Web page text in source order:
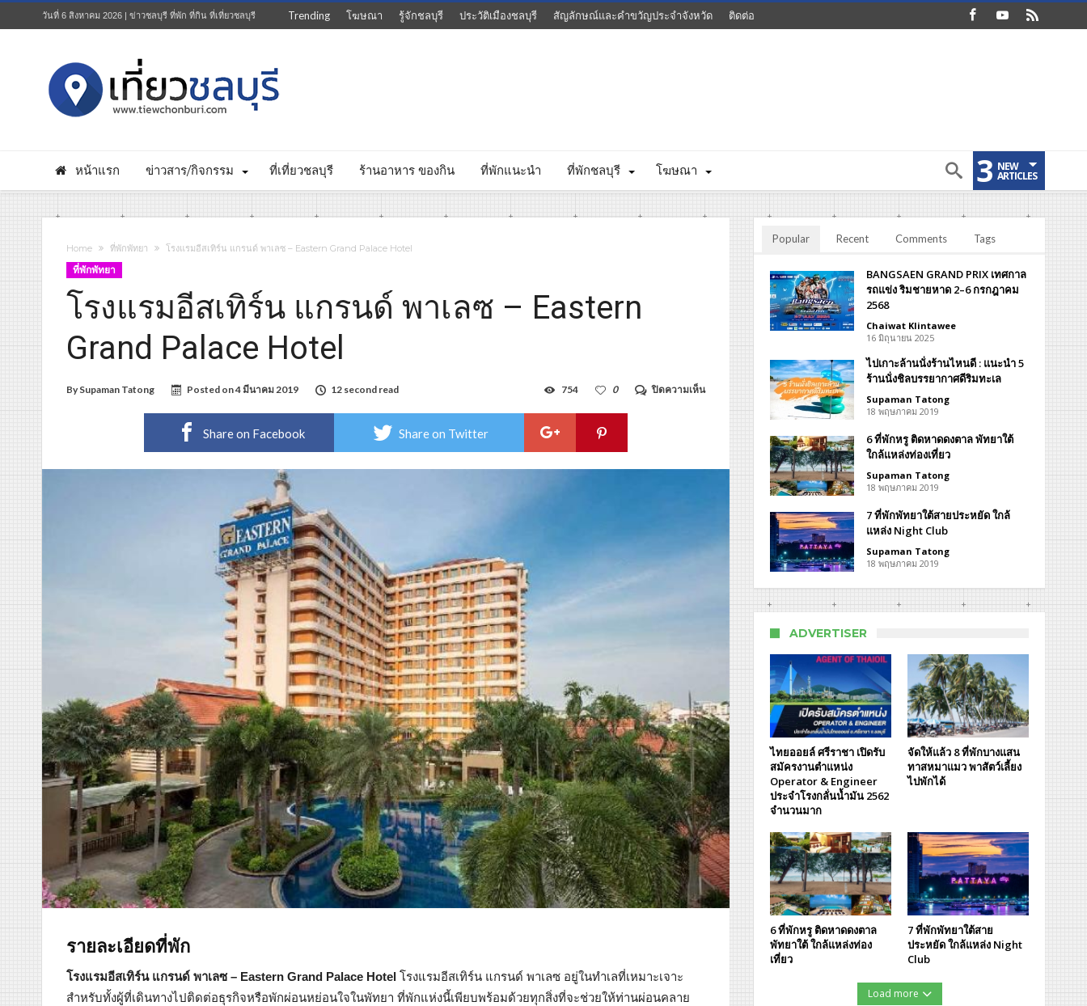
วันที่ 6 สิงหาคม 2026 | ข่าวชลบุรี ที่พัก ที่กิน ที่เที่ยวชลบุรี Trending โฆษณา รู้จักชลบุรี ประวัติเมืองชลบุรี สัญลักษณ์และคำขวัญประจำจังหวัด ติดต่อ
หน้าแรก ข่าวสาร/กิจกรรม ที่เที่ยวชลบุรี ร้านอาหาร ของกิน ที่พักแนะนำ ที่พักชลบุรี โฆษณา 3 NEW
ARTICLES
Home ที่พักพัทยา โรงแรมอีสเทิร์น แกรนด์ พาเลซ – Eastern Grand Palace Hotel
ที่พักพัทยา
โรงแรมอีสเทิร์น แกรนด์ พาเลซ – Eastern
Grand Palace Hotel
By Supaman Tatong Posted on4 มีนาคม 2019 12 second read ปิดความเห็นบน
พา
0
754
Share on Facebook Share on Twitter
รายละเอียดที่พัก
โรงแรมอีสเทิร์น แกรนด์ พาเลซ – Eastern Grand Palace Hotel โรงแรมอีสเทิร์น แกรนด์ พาเลซ อยู่ในทำเลที่เหมาะเจาะ
สำหรับทั้งผู้ที่เดินทางไปติดต่อธุรกิจหรือพักผ่อนหย่อนใจในพัทยา ที่พักแห่งนี้เพียบพร้อมด้วยทุกสิ่งที่จะช่วยให้ท่านผ่อนคลาย
Popular Recent Comments Tags
BANGSAEN GRAND PRIX เทศกาล
รถแข่ง ริมชายหาด 2–6 กรกฎาคม
2568
Chaiwat Klintawee
16 มิถุนายน 2025
ไปเกาะล้านนั่งร้านไหนดี : แนะนำ 5
ร้านนั่งชิลบรรยากาศดีริมทะเล
Supaman Tatong
18 พฤษภาคม 2019
6 ที่พักหรู ติดหาดดงตาล พัทยาใต้
ใกล้แหล่งท่องเที่ยว
Supaman Tatong
18 พฤษภาคม 2019
7 ที่พักพัทยาใต้สายประหยัด ใกล้
แหล่ง Night Club
Supaman Tatong
18 พฤษภาคม 2019
ADVERTISER
ไทยออยล์ ศรีราชา เปิดรับ
สมัครงานตำแหน่ง
Operator & Engineer
ประจำโรงกลั่นน้ำมัน 2562
จำนวนมาก
จัดให้แล้ว 8 ที่พักบางแสน
ทาสหมาแมว พาสัตว์เลี้ยง
ไปพักได้
6 ที่พักหรู ติดหาดดงตาล
พัทยาใต้ ใกล้แหล่งท่อง
เที่ยว
7 ที่พักพัทยาใต้สาย
ประหยัด ใกล้แหล่ง Night
Club
Load more